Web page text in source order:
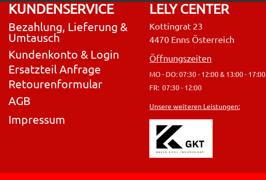
KUNDENSERVICE
Bezahlung, Lieferung &
Umtausch
Kundenkonto & Login
Ersatzteil Anfrage
Retourenformular
AGB
Impressum
LELY CENTER
Kottingrat 23
4470 Enns Österreich
Öffnungszeiten
MO - DO: 07:30 - 12:00 & 13:00 - 17:00
FR: 07:30 - 12:00
Unsere weiteren Leistungen: